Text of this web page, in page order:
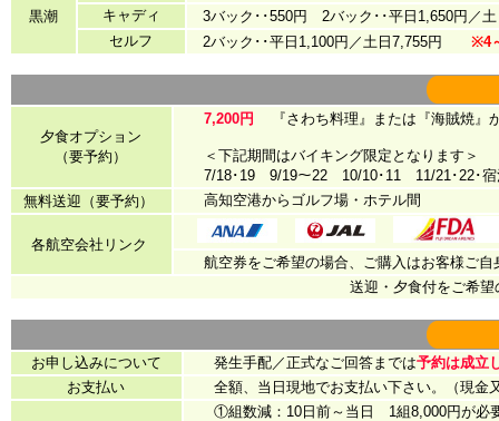
黒潮
キャディ
3バック･･550円 2バック･･平日1,650円／
セルフ
2バック･･平日1,100円／土日7,755円 ※4
夕食オプション
（要予約）
7,200円 『さわち料理』または『海賊焼
＜下記期間はバイキング限定となります＞
7/18･19 9/19～22 10/10･11 11/21･22･宿
無料送迎（要予約）
高知空港からゴルフ場・ホテル間
各航空会社リンク
航空券をご希望の場合、ご購入はお客様ご自
送迎・夕食付をご希
お申し込みについて 発生手配／正式なご回答までは予約は成立
お支払い
全額、当日現地でお支払い下さい。（現金
①組数減：10日前～当日 1組8,000円が必要